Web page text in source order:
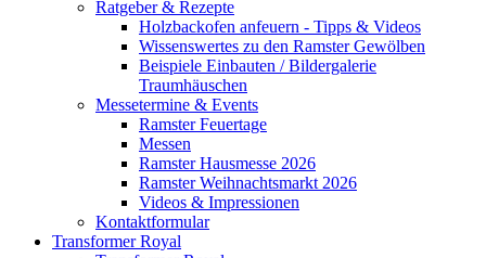
Ratgeber & Rezepte
Holzbackofen anfeuern - Tipps & Videos
Wissenswertes zu den Ramster Gewölben
Beispiele Einbauten / Bildergalerie
Traumhäuschen
Messetermine & Events
Ramster Feuertage
Messen
Ramster Hausmesse 2026
Ramster Weihnachtsmarkt 2026
Videos & Impressionen
Kontaktformular
Transformer Royal